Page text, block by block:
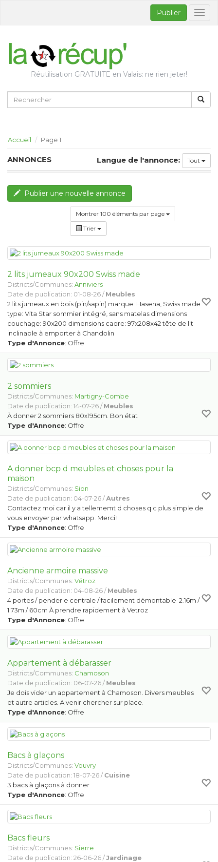
Publier
Réutilisation GRATUITE en Valais: ne rien jeter!
Accueil Page 1
ANNONCES Langue de l'annonce: Tout
Publier une nouvelle annonce
Montrer 100 éléments par page
Trier
2 lits jumeaux 90x200 Swiss made
Districts/Communes: Anniviers
Date de publication: 01-08-26 /Meubles
2 lits jumeaux en bois (pin/sapin) marque: Hasena, Swiss made
type: Vita Star sommier intégré, sans matelas dimensions
couchage: 90x200 dimensions cadre: 97x208x42 tête de lit
inclinable à emporter à Chandolin
Type d'Annonce: Offre
2 sommiers
Districts/Communes: Martigny-Combe
Date de publication: 14-07-26 /Meubles
À donner 2 sommiers 80x195cm. Bon état
Type d'Annonce: Offre
A donner bcp d meubles et choses pour la
maison
Districts/Communes: Sion
Date de publication: 04-07-26 /Autres
Contactez moi car il y a tellememt d choses q c plus simple de
vous envoyer par whatsapp. Merci!
Type d'Annonce: Offre
Ancienne armoire massive
Districts/Communes: Vétroz
Date de publication: 04-08-26 /Meubles
4 portes / penderie centrale / facilement démontable 2.16m /
1.73m / 60cm À prendre rapidement à Vetroz
Type d'Annonce: Offre
Appartement à débarasser
Districts/Communes: Chamoson
Date de publication: 06-07-26 /Meubles
Je dois vider un appartement à Chamoson. Divers meubles
et autre articles. A venir chercher sur place.
Type d'Annonce: Offre
Bacs à glaçons
Districts/Communes: Vouvry
Date de publication: 18-07-26 /Cuisine
3 bacs à glaçons à donner
Type d'Annonce: Offre
Bacs fleurs
Districts/Communes: Sierre
Date de publication: 26-06-26 /Jardinage